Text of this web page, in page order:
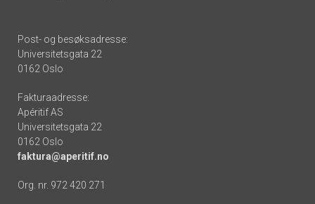
Post- og besøksadresse:
Universitetsgata 22
0162 Oslo
Fakturaadresse:
Apéritif AS
Universitetsgata 22
0162 Oslo
faktura@aperitif.no
Org. nr. 972 420 271